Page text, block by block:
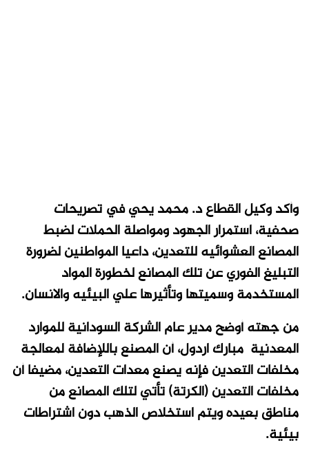
وأكد وكيل القطاع د. محمد يحي في تصريحات
صحفية، استمرار الجهود ومواصلة الحملات لضبط
المصانع العشوائيه للتعدين، داعيا المواطنين لضرورة
التبليغ الفوري عن تلك المصانع لخطورة المواد
المستخدمة وسميتها وتأثيرها علي البيئيه والانسان.
من جهته أوضح مدير عام الشركة السودانية للموارد
المعدنية مبارك اردول، أن المصنع باللإضافة لمعالجة
مخلفات التعدين فإنه يصنع معدات التعدين، مضيفا أن
مخلفات التعدين (الكرتة) تأتي لتلك المصانع من
مناطق بعيده ويتم استخلاص الذهب دون اشتراطات
بيئية.